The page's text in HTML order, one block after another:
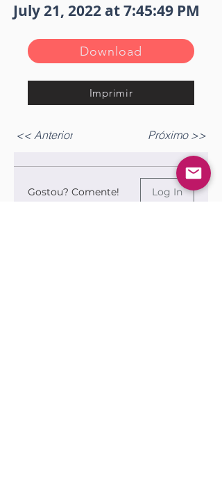
July 21, 2022 at 7:45:49 PM
Download
Imprimir
<< Anterior Próximo >>
Gostou? Comente! Log In